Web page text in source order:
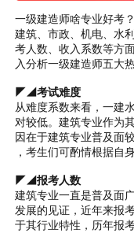
一级建造师啥专业好考
建筑、市政、机电、水
考人数、收入系数等方
入分析一级建造师五大
◤◢考试难度
从难度系数来看，一建
对较低。建筑专业作为
因在于建筑专业普及面
，考生们可酌情根据自
◤◢报考人数
建筑专业一直是普及面
发展的见证，近年来报
于其行业特性，历年报